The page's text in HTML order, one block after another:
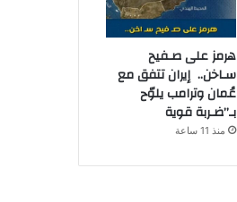
هرمز على صـفيح
سـاخن.. إيران تتفق مع
عُمان وترامب يلوّح
بـ”ضـربة قوية
منذ 11 ساعة